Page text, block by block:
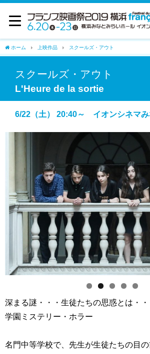
ホーム 上映作品 スクールズ・アウト
スクールズ・アウト
L'Heure de la sortie
6/22（土） 20:40～ イオンシネマみ
深まる謎・・・生徒たちの思惑とは・
学園ミステリー・ホラー
名門中等学校で、先生が生徒たちの目